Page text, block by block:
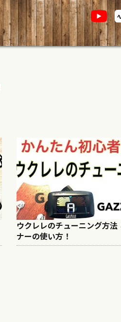
ウクレレのチューニング方法
ナーの使い方！